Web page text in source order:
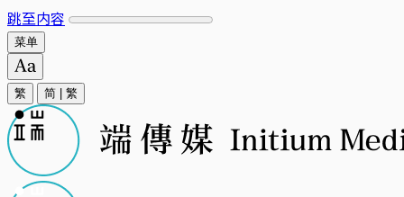
跳至内容
菜单
繁 简 繁